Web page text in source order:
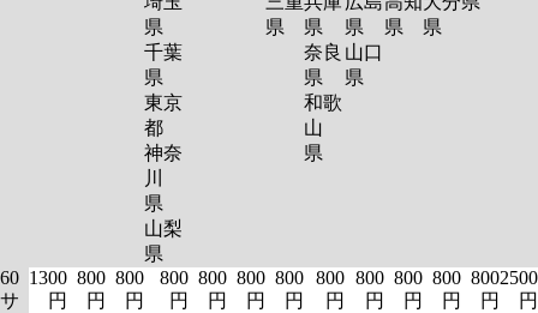
県
千葉
県
東京
都
神奈
川
県
山梨
県
県 県
奈良
県
和歌
山
県
県
山口
県
県 県
60
サ
1300
円
800
円
800
円
800
円
800
円
800
円
800
円
800
円
800
円
800
円
800
円
800
円
2500
円